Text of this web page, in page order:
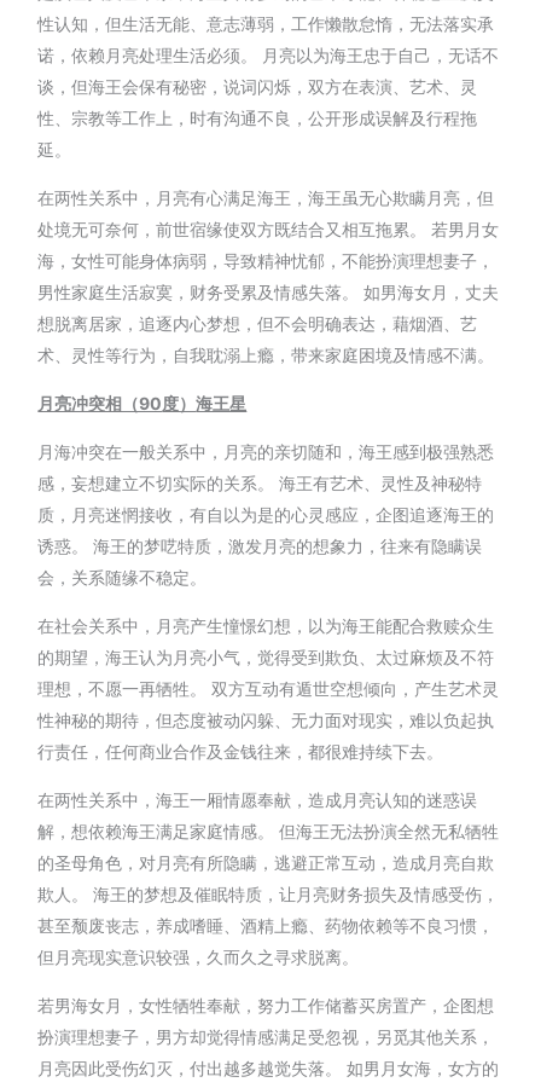
性认知，但生活无能、意志薄弱，工作懒散怠惰，无法落实承
诺，依赖月亮处理生活必须。 月亮以为海王忠于自己，无话不
谈，但海王会保有秘密，说词闪烁，双方在表演、艺术、灵
性、宗教等工作上，时有沟通不良，公开形成误解及行程拖
延。
在两性关系中，月亮有心满足海王，海王虽无心欺瞒月亮，但
处境无可奈何，前世宿缘使双方既结合又相互拖累。 若男月女
海，女性可能身体病弱，导致精神忧郁，不能扮演理想妻子，
男性家庭生活寂寞，财务受累及情感失落。 如男海女月，丈夫
想脱离居家，追逐内心梦想，但不会明确表达，藉烟酒、艺
术、灵性等行为，自我耽溺上瘾，带来家庭困境及情感不满。
月亮冲突相（90度）海王星
月海冲突在一般关系中，月亮的亲切随和，海王感到极强熟悉
感，妄想建立不切实际的关系。 海王有艺术、灵性及神秘特
质，月亮迷惘接收，有自以为是的心灵感应，企图追逐海王的
诱惑。 海王的梦呓特质，激发月亮的想象力，往来有隐瞒误
会，关系随缘不稳定。
在社会关系中，月亮产生憧憬幻想，以为海王能配合救赎众生
的期望，海王认为月亮小气，觉得受到欺负、太过麻烦及不符
理想，不愿一再牺牲。 双方互动有遁世空想倾向，产生艺术灵
性神秘的期待，但态度被动闪躲、无力面对现实，难以负起执
行责任，任何商业合作及金钱往来，都很难持续下去。
在两性关系中，海王一厢情愿奉献，造成月亮认知的迷惑误
解，想依赖海王满足家庭情感。 但海王无法扮演全然无私牺牲
的圣母角色，对月亮有所隐瞒，逃避正常互动，造成月亮自欺
欺人。 海王的梦想及催眠特质，让月亮财务损失及情感受伤，
甚至颓废丧志，养成嗜睡、酒精上瘾、药物依赖等不良习惯，
但月亮现实意识较强，久而久之寻求脱离。
若男海女月，女性牺牲奉献，努力工作储蓄买房置产，企图想
扮演理想妻子，男方却觉得情感满足受忽视，另觅其他关系，
月亮因此受伤幻灭，付出越多越觉失落。 如男月女海，女方的